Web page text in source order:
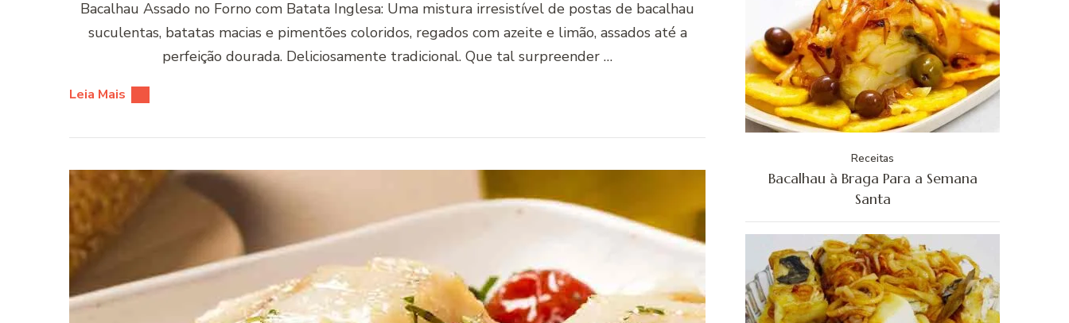
Bacalhau Assado no Forno com Batata Inglesa: Uma mistura irresistível de postas de bacalhau
suculentas, batatas macias e pimentões coloridos, regados com azeite e limão, assados até a
perfeição dourada. Deliciosamente tradicional. Que tal surpreender …
Leia Mais
Receitas
Bacalhau à Braga Para a Semana
Santa